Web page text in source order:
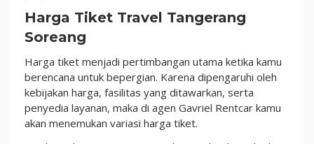
Harga Tiket Travel Tangerang
Soreang
Harga tiket menjadi pertimbangan utama ketika kamu
berencana untuk bepergian. Karena dipengaruhi oleh
kebijakan harga, fasilitas yang ditawarkan, serta
penyedia layanan, maka di agen Gavriel Rentcar kamu
akan menemukan variasi harga tiket.